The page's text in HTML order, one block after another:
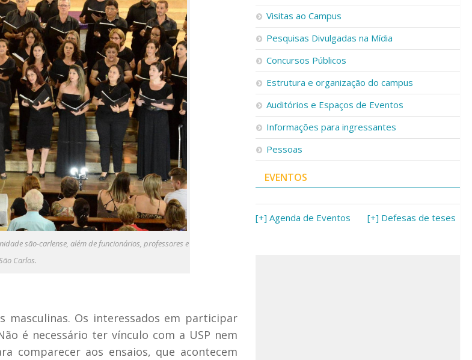
são-carlense, além de funcionários, professores e
Carlos.
masculinas. Os interessados em participar
é necessário ter vínculo com a USP nem
comparecer aos ensaios, que acontecem
Visitas ao Campus
Pesquisas Divulgadas na Mídia
Concursos Públicos
Estrutura e organização do campus
Auditórios e Espaços de Eventos
Informações para ingressantes
Pessoas
EVENTOS
[+] Agenda de Eventos [+] Defesas de teses